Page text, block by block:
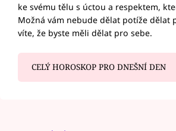
ke svému tělu s úctou a respektem,
Možná vám nebude dělat potíže dělat
víte, že byste měli dělat pro sebe.
CELÝ HOROSKOP PRO DNEŠNÍ DEN